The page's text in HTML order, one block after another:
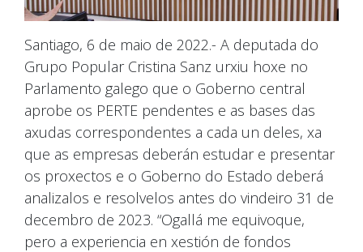
Santiago, 6 de maio de 2022.- A deputada do
Grupo Popular Cristina Sanz urxiu hoxe no
Parlamento galego que o Goberno central
aprobe os PERTE pendentes e as bases das
axudas correspondentes a cada un deles, xa
que as empresas deberán estudar e presentar
os proxectos e o Goberno do Estado deberá
analizalos e resolvelos antes do vindeiro 31 de
decembro de 2023. “Ogallá me equivoque,
pero a experiencia en xestión de fondos